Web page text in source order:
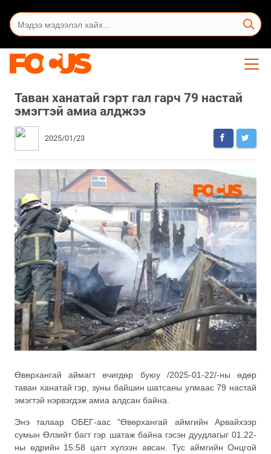
Таван ханатай гэрт гал гарч 79 настай
эмэгтэй амиа алджээ
2025/01/23
Өвөрхангай аймагт өчигдөр буюу /2025-01-22/-ны өдөр
таван ханатай гэр, зуны байшин шатсаны улмаас 79 настай
эмэгтэй нэрвэгдэж амиа алдсан байна.
Энэ талаар ОБЕГ-аас "Өвөрхангай аймгийн Арвайхээр
сумын Өлзийт багт гэр шатаж байна гэсэн дуудлагыг 01.22-
ны өдрийн 15:58 цагт хүлээн авсан. Тус аймгийн Онцгой